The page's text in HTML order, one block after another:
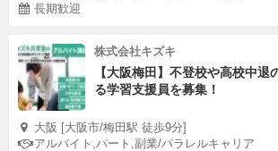
長期歓迎
株式会社キズキ
【大阪梅田】不登校や高校中退
る学習支援員を募集！
大阪 [大阪市/梅田駅 徒歩9分]
アルバイト,パート,副業/パラレルキャリア